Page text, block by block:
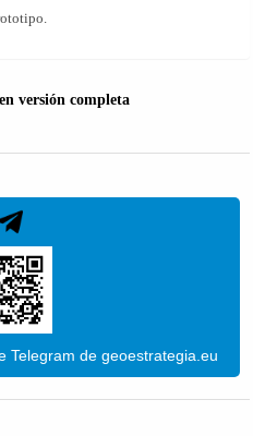
versión completa
Telegram de geoestrategia.eu